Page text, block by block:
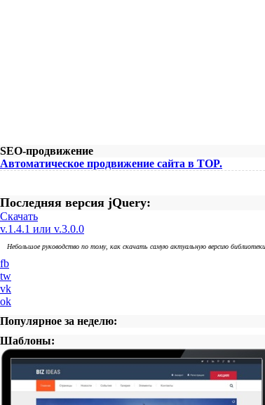
SEO-продвижение
Автоматическое продвижение сайта в TOP.
Последняя версия jQuery:
Скачать
v.1.4.1 или v.3.0.0
Небольшое руководство по тому, как скачать самую актуальную версию
fb
tw
vk
ok
Популярное за неделю:
Шаблоны: